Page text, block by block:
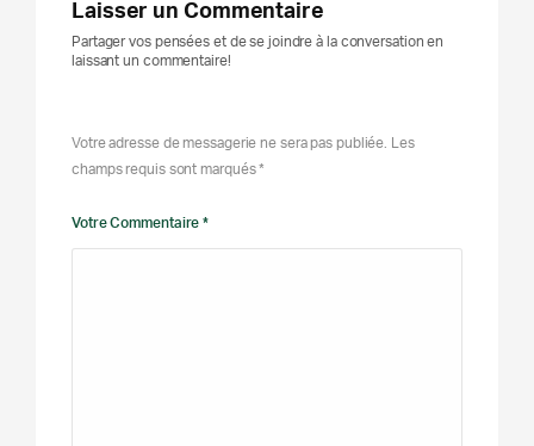
Laisser un Commentaire
Partager vos pensées et de se joindre à la conversation en
laissant un commentaire!
Votre adresse de messagerie ne sera pas publiée. Les
champs requis sont marqués *
Votre Commentaire *